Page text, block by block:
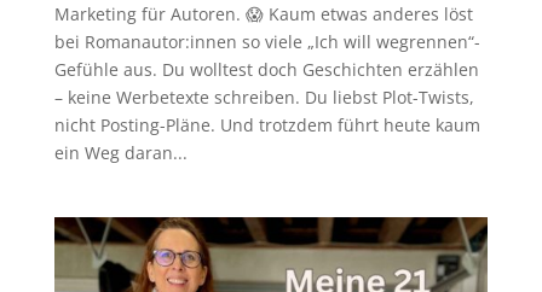
Marketing für Autoren. 😱 Kaum etwas anderes löst
bei Romanautor:innen so viele „Ich will wegrennen“-
Gefühle aus. Du wolltest doch Geschichten erzählen
– keine Werbetexte schreiben. Du liebst Plot-Twists,
nicht Posting-Pläne. Und trotzdem führt heute kaum
ein Weg daran...